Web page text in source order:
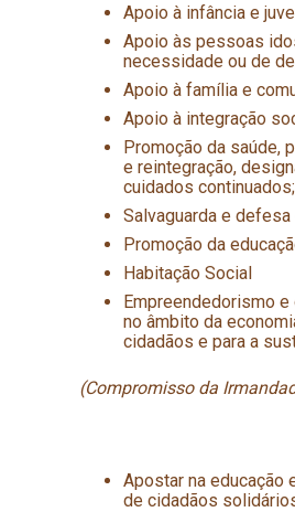
Apoio à infância e
Apoio às pessoas
necessidade ou de
Apoio à família e
Apoio à integração
Promoção da saúde,
e reintegração,
cuidados continuados;
Salvaguarda e
Promoção da
Habitação Social
Empreendedorismo
no âmbito da
cidadãos e para a
(Compromisso da
Apostar na educação
de cidadãos